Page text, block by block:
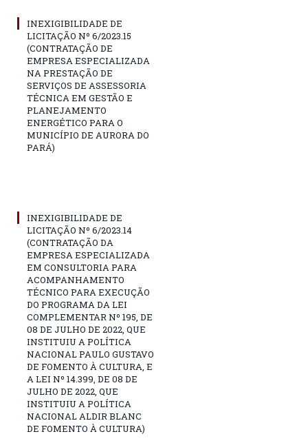
INEXIGIBILIDADE DE
LICITAÇÃO Nº 6/2023.15
(CONTRATAÇÃO DE
EMPRESA ESPECIALIZADA
NA PRESTAÇÃO DE
SERVIÇOS DE ASSESSORIA
TÉCNICA EM GESTÃO E
PLANEJAMENTO
ENERGÉTICO PARA O
MUNICÍPIO DE AURORA DO
PARÁ)
INEXIGIBILIDADE DE
LICITAÇÃO Nº 6/2023.14
(CONTRATAÇÃO DA
EMPRESA ESPECIALIZADA
EM CONSULTORIA PARA
ACOMPANHAMENTO
TÉCNICO PARA EXECUÇÃO
DO PROGRAMA DA LEI
COMPLEMENTAR Nº 195, DE
08 DE JULHO DE 2022, QUE
INSTITUIU A POLÍTICA
NACIONAL PAULO GUSTAVO
DE FOMENTO À CULTURA, E
A LEI Nº 14.399, DE 08 DE
JULHO DE 2022, QUE
INSTITUIU A POLÍTICA
NACIONAL ALDIR BLANC
DE FOMENTO À CULTURA)